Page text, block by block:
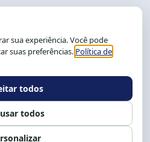
Graça, 150. Graça
40.150-055
BA, Brasil.
(71) 9 9239-2104 ou 2105
às 12h e 13 às 17h.
Fale conosco